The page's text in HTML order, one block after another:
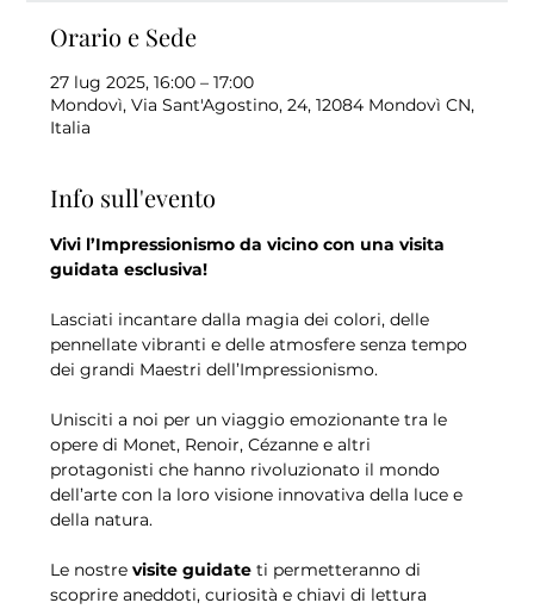
Orario e Sede
27 lug 2025, 16:00 – 17:00
Mondovì, Via Sant'Agostino, 24, 12084 Mondovì CN,
Italia
Info sull'evento
Vivi l’Impressionismo da vicino con una visita
guidata esclusiva!
Lasciati incantare dalla magia dei colori, delle
pennellate vibranti e delle atmosfere senza tempo
dei grandi Maestri dell’Impressionismo.
Unisciti a noi per un viaggio emozionante tra le
opere di Monet, Renoir, Cézanne e altri
protagonisti che hanno rivoluzionato il mondo
dell’arte con la loro visione innovativa della luce e
della natura.
Le nostre visite guidate ti permetteranno di
scoprire aneddoti, curiosità e chiavi di lettura